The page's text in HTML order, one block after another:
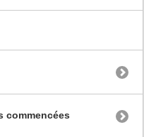
commencées